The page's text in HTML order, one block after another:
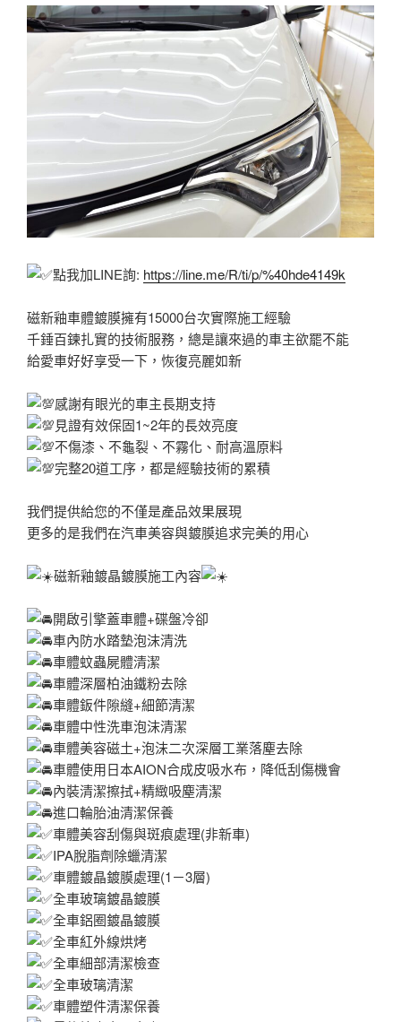
點我加LINE詢: https://line.me/R/ti/p/%40hde4149k
磁新釉車體鍍膜擁有15000台次實際施工經驗
千錘百鍊扎實的技術服務，總是讓來過的車主欲罷不能
給愛車好好享受一下，恢復亮麗如新
感謝有眼光的車主長期支持
見證有效保固1~2年的長效亮度
不傷漆、不龜裂、不霧化、耐高溫原料
完整20道工序，都是經驗技術的累積
我們提供給您的不僅是產品效果展現
更多的是我們在汽車美容與鍍膜追求完美的用心
磁新釉鍍晶鍍膜施工內容
開啟引擎蓋車體+碟盤冷卻
車內防水踏墊泡沫清洗
車體蚊蟲屍體清潔
車體深層柏油鐵粉去除
車體鈑件隙縫+細節清潔
車體中性洗車泡沫清潔
車體美容磁土+泡沫二次深層工業落塵去除
車體使用日本AION合成皮吸水布，降低刮傷機會
內裝清潔擦拭+精緻吸塵清潔
進口輪胎油清潔保養
車體美容刮傷與斑痕處理(非新車)
IPA脫脂劑除蠟清潔
車體鍍晶鍍膜處理(1－3層)
全車玻璃鍍晶鍍膜
全車鋁圈鍍晶鍍膜
全車紅外線烘烤
全車細部清潔檢查
全車玻璃清潔
車體塑件清潔保養